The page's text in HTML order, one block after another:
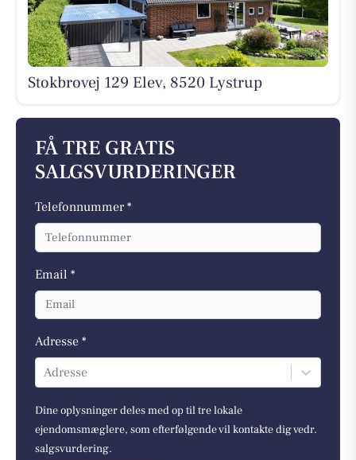
Stokbrovej 129 Elev, 8520 Lystrup
FÅ TRE GRATIS
SALGSVURDERINGER
Telefonnummer *
Email *
Adresse *
Adresse
Dine oplysninger deles med op til tre lokale
ejendomsmæglere, som efterfølgende vil kontakte dig vedr.
salgsvurdering.